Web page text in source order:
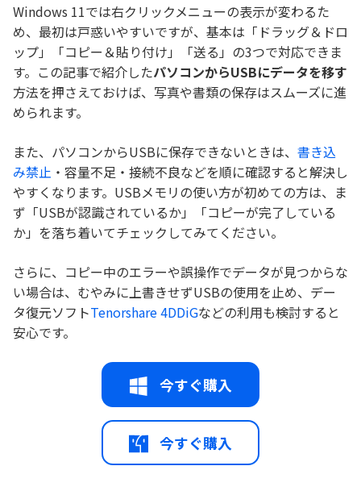
Windows 11では右クリックメニューの表示が変わるた
め、最初は戸惑いやすいですが、基本は「ドラッグ＆ドロ
ップ」「コピー＆貼り付け」「送る」の3つで対応できま
す。この記事で紹介したパソコンからUSBにデータを移す
方法を押さえておけば、写真や書類の保存はスムーズに進
められます。
また、パソコンからUSBに保存できないときは、 書き込
み禁止 ・容量不足・接続不良などを順に確認すると解決し
やすくなります。USBメモリの使い方が初めての方は、ま
ず「USBが認識されているか」「コピーが完了している
か」を落ち着いてチェックしてみてください。
さらに、コピー中のエラーや誤操作でデータが見つからな
い場合は、むやみに上書きせずUSBの使用を止め、デー
タ復元ソフトTenorshare 4DDiGなどの利用も検討すると
安心です。
今すぐ購入
今すぐ購入